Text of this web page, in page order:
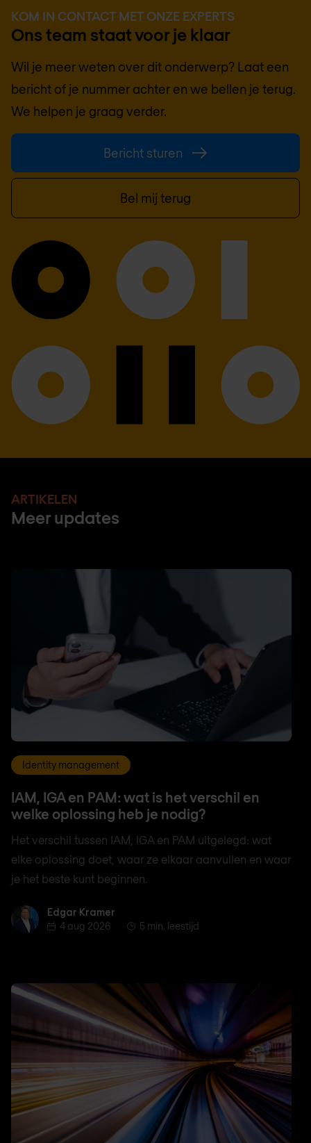
KOM IN CONTACT MET ONZE EXPERTS
Ons team staat voor je klaar
Wil je meer weten over dit onderwerp? Laat een
bericht of je nummer achter en we bellen je terug.
We helpen je graag verder.
Bericht sturen
Bel mij terug
ARTIKELEN
Meer updates
Identity management
IAM, IGA en PAM: wat is het verschil en
welke oplossing heb je nodig?
Het verschil tussen IAM, IGA en PAM uitgelegd: wat
elke oplossing doet, waar ze elkaar aanvullen en waar
je het beste kunt beginnen.
Edgar KramerEdgar Kramer
4 aug 2026
5 min. leestijd